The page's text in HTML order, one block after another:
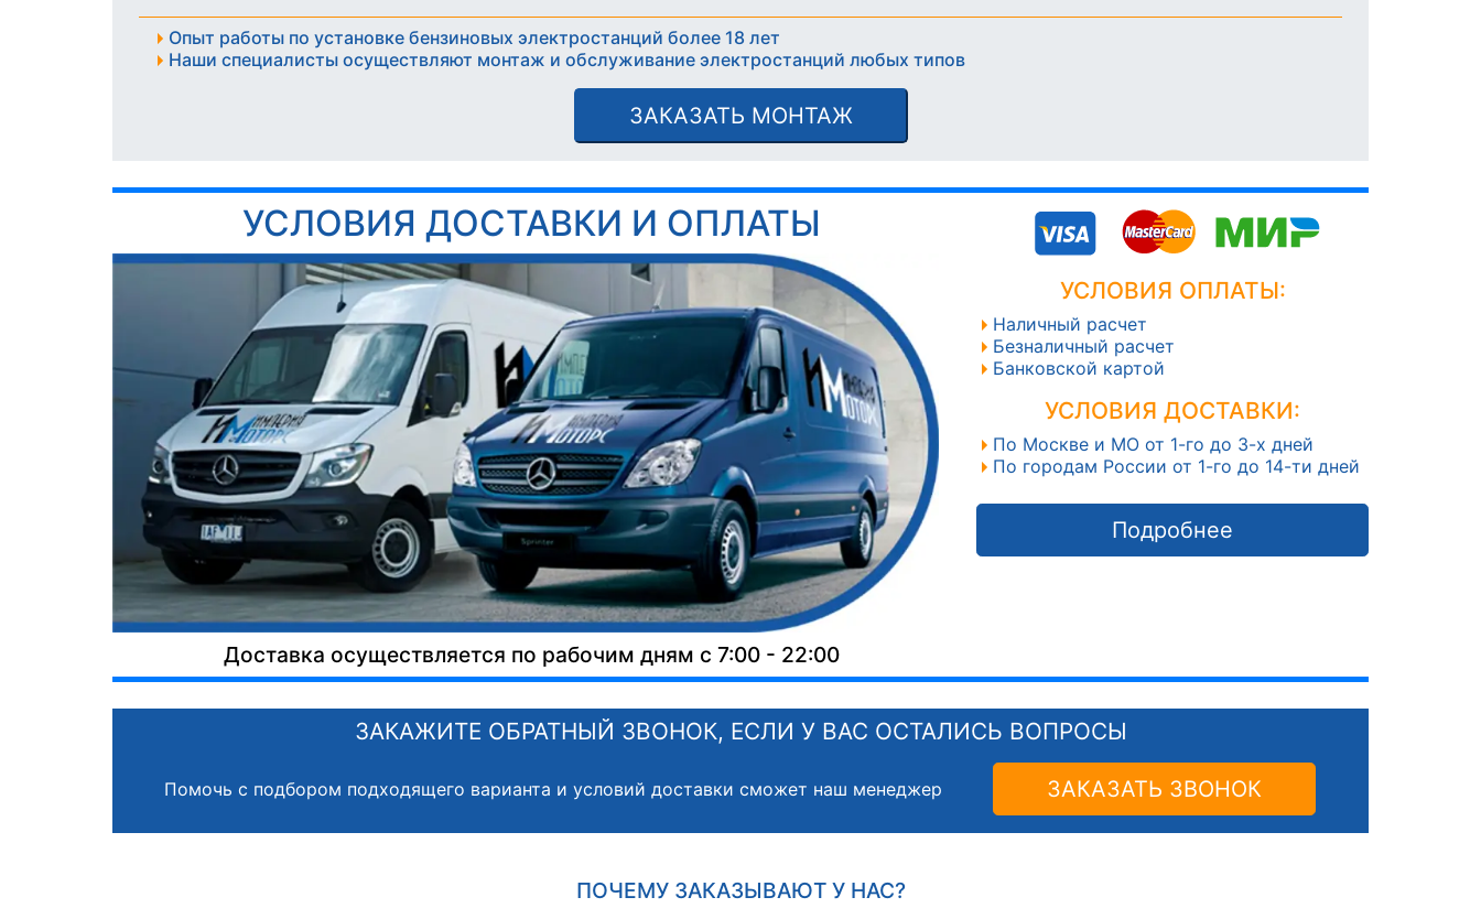
Опыт работы по установке бензиновых электростанций более 18 лет
Наши специалисты осуществляют монтаж и обслуживание электростанций любых типов
ЗАКАЗАТЬ МОНТАЖ
УСЛОВИЯ ДОСТАВКИ И ОПЛАТЫ
Доставка осуществляется по рабочим дням с 7:00 - 22:00
УСЛОВИЯ ОПЛАТЫ:
Наличный расчет
Безналичный расчет
Банковской картой
УСЛОВИЯ ДОСТАВКИ:
По Москве и МО от 1-го до 3-х дней
По городам России от 1-го до 14-ти дней
Подробнее
ЗАКАЖИТЕ ОБРАТНЫЙ ЗВОНОК, ЕСЛИ У ВАС ОСТАЛИСЬ ВОПРОСЫ
Помочь с подбором подходящего варианта и условий доставки сможет наш менеджер ЗАКАЗАТЬ ЗВОНОК
ПОЧЕМУ ЗАКАЗЫВАЮТ У НАС?